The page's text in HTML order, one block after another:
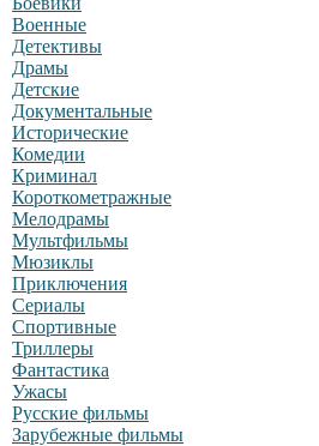
Военные
Детективы
Драмы
Детские
Документальные
Исторические
Комедии
Криминал
Короткометражные
Мелодрамы
Мультфильмы
Мюзиклы
Приключения
Сериалы
Спортивные
Триллеры
Фантастика
Ужасы
Русские фильмы
Зарубежные фильмы